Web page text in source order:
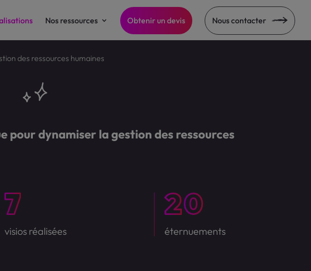
Nos ressources Obtenir un devis Nous contacter
des ressources humaines
pour dynamiser la gestion des ressources
visios réalisées éternuements